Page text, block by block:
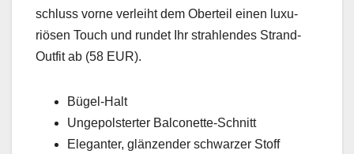
schluss vorne ver­lei­ht dem Oberteil einen lux­u­
riösen Touch und run­det Ihr strahlen­des Strand-
Out­fit ab (58 EUR).
Bügel-Halt
Unge­pol­stert­er Bal­conette-Schnitt
Ele­gan­ter, glänzen­der schwarz­er Stoff